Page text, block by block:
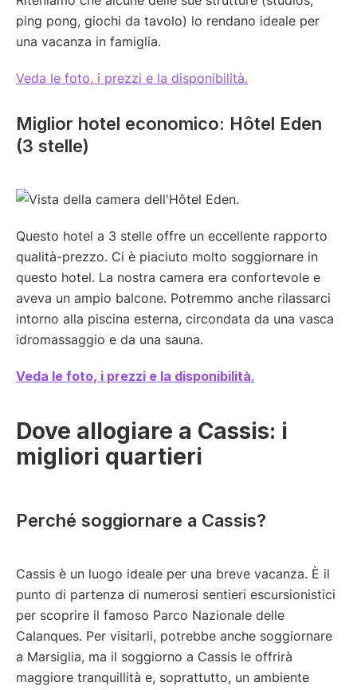
ping pong, giochi da tavolo) lo rendano ideale per
una vacanza in famiglia.
Veda le foto, i prezzi e la disponibilità.
Miglior hotel economico: Hôtel Eden
(3 stelle)
Questo hotel a 3 stelle offre un eccellente rapporto
qualità-prezzo. Ci è piaciuto molto soggiornare in
questo hotel. La nostra camera era confortevole e
aveva un ampio balcone. Potremmo anche rilassarci
intorno alla piscina esterna, circondata da una vasca
idromassaggio e da una sauna.
Veda le foto, i prezzi e la disponibilità.
Dove allogiare a Cassis: i
migliori quartieri
Perché soggiornare a Cassis?
Cassis è un luogo ideale per una breve vacanza. È il
punto di partenza di numerosi sentieri escursionistici
per scoprire il famoso Parco Nazionale delle
Calanques. Per visitarli, potrebbe anche soggiornare
a Marsiglia, ma il soggiorno a Cassis le offrirà
maggiore tranquillità e, soprattutto, un ambiente